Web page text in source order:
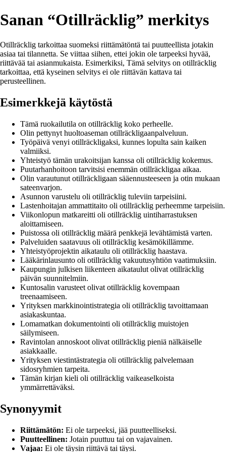
Sanan “Otillräcklig” merkitys
Otillräcklig tarkoittaa suomeksi riittämätöntä tai puutteellista jotakin
asiaa tai tilannetta. Se viittaa siihen, ettei jokin ole tarpeeksi hyvää,
riittävää tai asianmukaista. Esimerkiksi, Tämä selvitys on otillräcklig
tarkoittaa, että kyseinen selvitys ei ole riittävän kattava tai
perusteellinen.
Esimerkkejä käytöstä
Tämä ruokailutila on otillräcklig koko perheelle.
Olin pettynyt huoltoaseman otillräckligaanpalveluun.
Työpäivä venyi otillräckligaksi, kunnes lopulta sain kaiken
valmiiksi.
Yhteistyö tämän urakoitsijan kanssa oli otillräcklig kokemus.
Puutarhanhoitoon tarvitsisi enemmän otillräckligaa aikaa.
Olin varautunut otillräckligaan sääennusteeseen ja otin mukaan
sateenvarjon.
Asunnon varustelu oli otillräcklig tuleviin tarpeisiini.
Lastenhoitajan ammattitaito oli otillräcklig perheemme tarpeisiin.
Viikonlopun matkareitti oli otillräcklig uintiharrastuksen
aloittamiseen.
Puistossa oli otillräcklig määrä penkkejä levähtämistä varten.
Palveluiden saatavuus oli otillräcklig kesämökillämme.
Yhteistyöprojektin aikataulu oli otillräcklig haastava.
Lääkärinlausunto oli otillräcklig vakuutusyhtiön vaatimuksiin.
Kaupungin julkisen liikenteen aikataulut olivat otillräcklig
päivän suunnitelmiin.
Kuntosalin varusteet olivat otillräcklig kovempaan
treenaamiseen.
Yrityksen markkinointistrategia oli otillräcklig tavoittamaan
asiakaskuntaa.
Lomamatkan dokumentointi oli otillräcklig muistojen
säilymiseen.
Ravintolan annoskoot olivat otillräcklig pieniä nälkäiselle
asiakkaalle.
Yrityksen viestintästrategia oli otillräcklig palvelemaan
sidosryhmien tarpeita.
Tämän kirjan kieli oli otillräcklig vaikeaselkoista
ymmärrettäväksi.
Synonyymit
Riittämätön: Ei ole tarpeeksi, jää puutteelliseksi.
Puutteellinen: Jotain puuttuu tai on vajavainen.
Vajaa: Ei ole täysin riittävä tai täysi.